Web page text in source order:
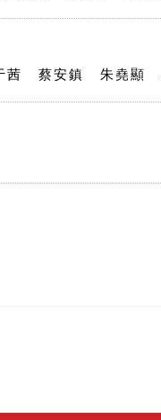
台中中港 台中遠百
茜 蔡安鎮 朱堯顯